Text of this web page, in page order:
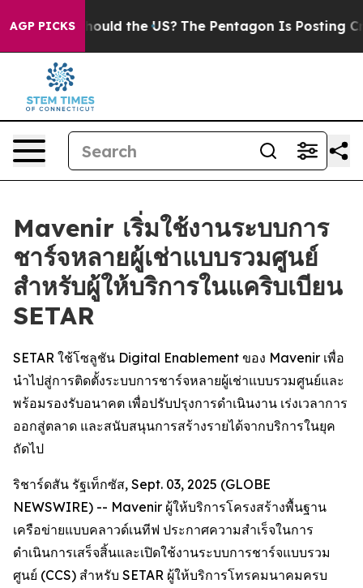
AGP PICKSShould the US? The Pentagon Is Posting
Mavenir เริ่มใช้งานระบบการ
ชาร์จหลายผู้เช่าแบบรวมศูนย์
สำหรับผู้ให้บริการในแคริบเบียน
SETAR
SETAR ใช้โซลูชัน Digital Enablement ของ Mavenir เพื่อ
นำไปสู่การติดตั้งระบบการชาร์จหลายผู้เช่าแบบรวมศูนย์และ
พร้อมรองรับอนาคต เพื่อปรับปรุงการดำเนินงาน เร่งเวลาการ
ออกสู่ตลาด และสนับสนุนการสร้างรายได้จากบริการในยุค
ถัดไป
ริชาร์ดสัน รัฐเท็กซัส, Sept. 03, 2025 (GLOBE
NEWSWIRE) -- Mavenir ผู้ให้บริการโครงสร้างพื้นฐาน
เครือข่ายแบบคลาวด์เนทีฟ ประกาศความสำเร็จในการ
ดำเนินการเสร็จสิ้นและเปิดใช้งานระบบการชาร์จแบบรวม
ศูนย์ (CCS) สำหรับ SETAR ผู้ให้บริการโทรคมนาคมครบ